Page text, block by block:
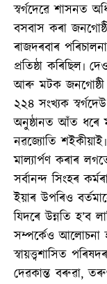
স্বৰ্গদেৱে শাসনত
বসবাস কৰা
ৰাজদৰবাৰ
প্ৰতিষ্ঠা কৰিছিল৷
আৰু মটক জনগোষ্ঠী
২২৪ সংখ্যক
অনুষ্ঠানত আঁত ধৰে
নৱজ্যোতি শইকীয়াই৷
মাল্যাৰ্পণ কৰাৰ
সৰ্বানন্দ সিংহৰ
ইয়াৰ উপৰিও
যিদৰে উন্নতি হ’ব
সম্পৰ্কেও আলোচনা
স্বায়ত্ত্বশাসিত
দেৱকান্ত বৰুৱা,